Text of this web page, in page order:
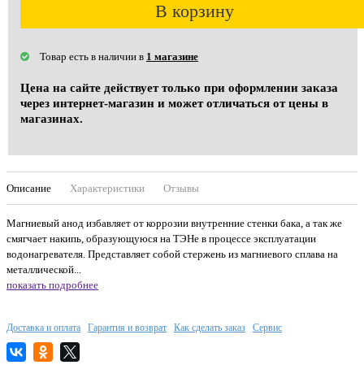
В корзину
Товар есть в наличии в 1 магазине
Цена на сайте действует только при оформлении заказа
через интернет-магазин и может отличаться от цены в
магазинах.
Описание Характеристики Отзывы
Магниевый анод избавляет от коррозии внутренние стенки бака, а так же
смягчает накипь, образующуюся на ТЭНе в процессе эксплуатации
водонагревателя. Представляет собой стержень из магниевого сплава на
металлической...
показать подробнее
Доставка и оплата Гарантия и возврат Как сделать заказ Сервис